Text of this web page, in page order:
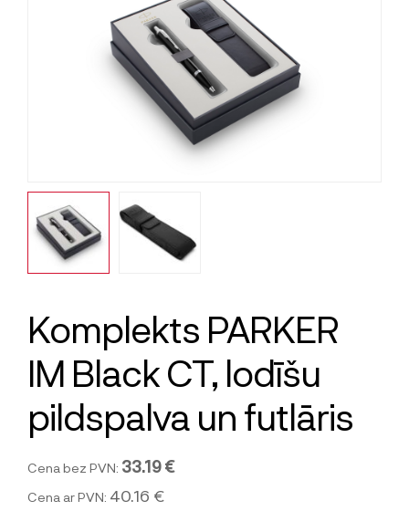
Komplekts PARKER
IM Black CT, lodīšu
pildspalva un futlāris
Cena bez PVN: 33.19 €
Cena ar PVN: 40.16 €